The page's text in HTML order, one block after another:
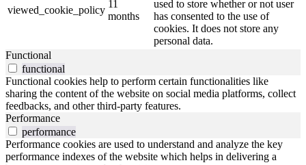
viewed_cookie_policy
11
months
used to store whether or not user
has consented to the use of
cookies. It does not store any
personal data.
Functional
functional
Functional cookies help to perform certain functionalities like
sharing the content of the website on social media platforms, collect
feedbacks, and other third-party features.
Performance
performance
Performance cookies are used to understand and analyze the key
performance indexes of the website which helps in delivering a